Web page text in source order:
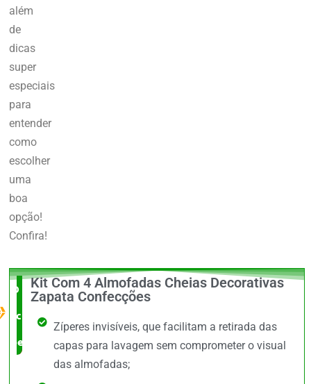
além
de
dicas
super
especiais
para
entender
como
escolher
uma
boa
opção!
Confira!
O Melhor
custo x
benefício
Kit Com 4 Almofadas Cheias Decorativas
Zapata Confecções
Zíperes invisíveis, que facilitam a retirada das
capas para lavagem sem comprometer o visual
das almofadas;